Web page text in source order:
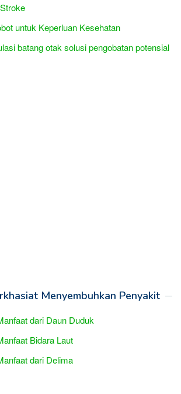
untuk Keperluan Kesehatan
batang otak solusi pengobatan potensial
Menyembuhkan Penyakit
dari Daun Duduk
Bidara Laut
dari Delima